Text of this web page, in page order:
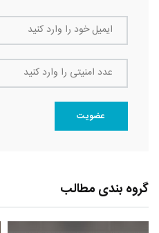
ایمیل خود را وارد کنید
عدد امنیتی را وارد کنید
مطالب